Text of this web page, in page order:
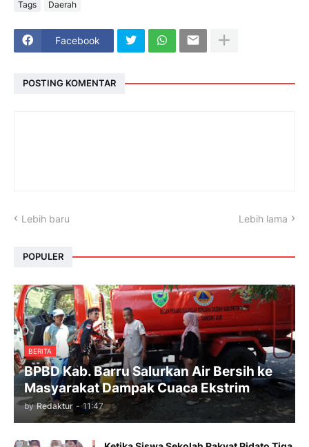
Tags Daerah
Facebook
POSTING KOMENTAR
Lebih baru Lebih lama
POPULER
BERITA
BPBD Kab. Barru Salurkan Air Bersih ke
Masyarakat Dampak Cuaca Ekstrim
by Redaktur - 11:47